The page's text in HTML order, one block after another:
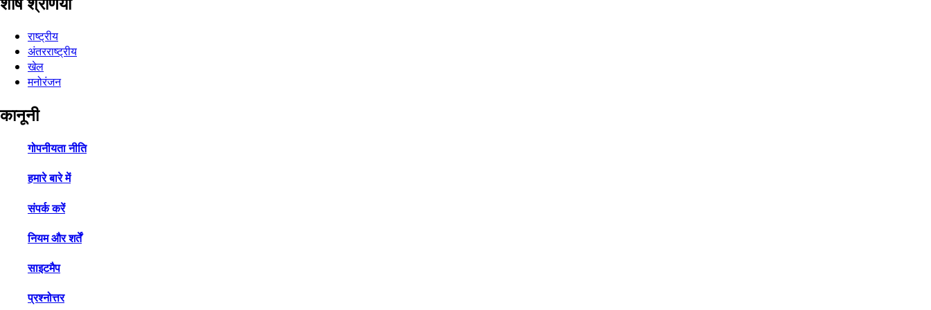
राष्ट्रीय
अंतरराष्ट्रीय
खेल
मनोरंजन
कानूनी
गोपनीयता नीति
हमारे बारे में
संपर्क करें
नियम और शर्तें
साइटमैप
प्रश्नोत्तर